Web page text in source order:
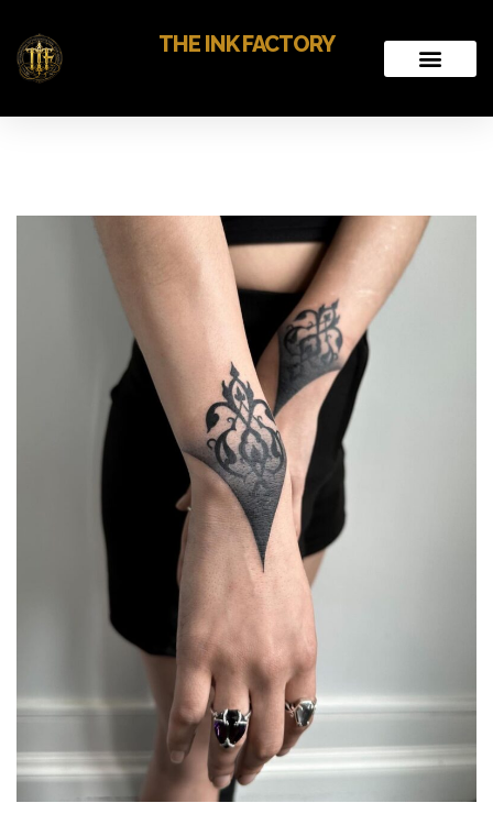
THE INK FACTORY